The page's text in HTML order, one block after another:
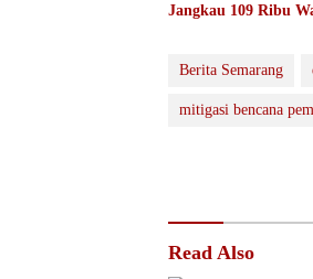
Jangkau 109 Ribu
Berita Semarang
mitigasi bencana
Read Also